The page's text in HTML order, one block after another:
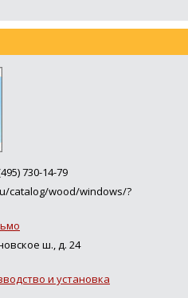
730-14-79
catalog/wood/windows/?
ш., д. 24
и установка